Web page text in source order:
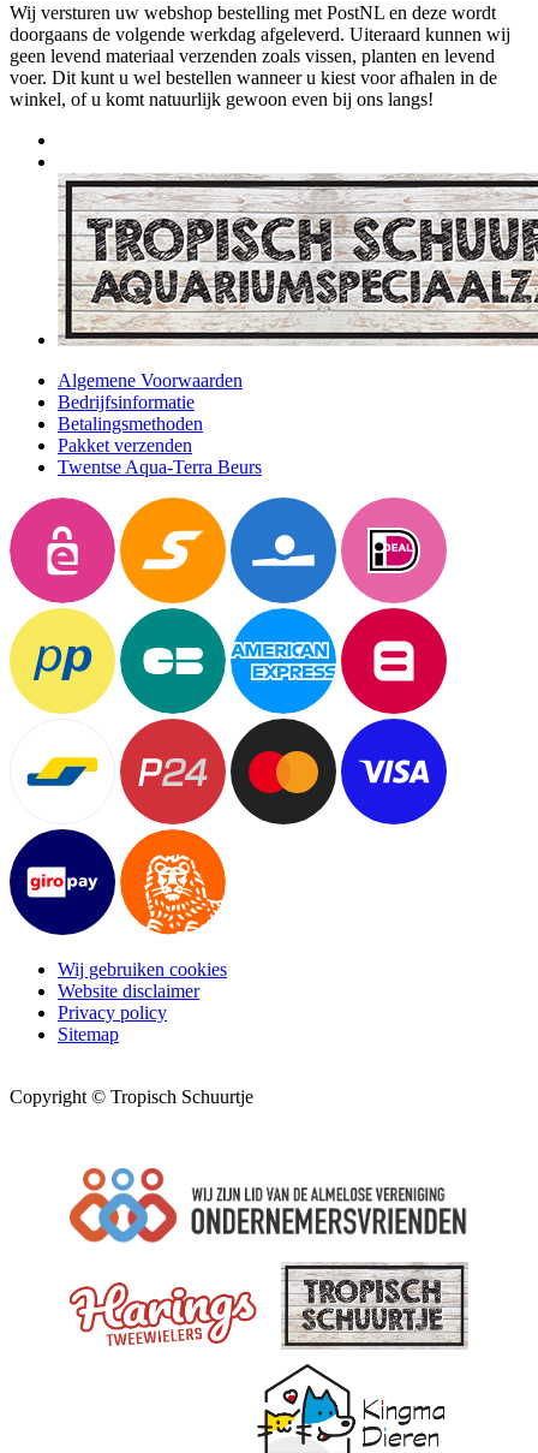
Wij versturen uw webshop bestelling met PostNL en deze wordt
doorgaans de volgende werkdag afgeleverd. Uiteraard kunnen wij
geen levend materiaal verzenden zoals vissen, planten en levend
voer. Dit kunt u wel bestellen wanneer u kiest voor afhalen in de
winkel, of u komt natuurlijk gewoon even bij ons langs!
Algemene Voorwaarden
Bedrijfsinformatie
Betalingsmethoden
Pakket verzenden
Twentse Aqua-Terra Beurs
Wij gebruiken cookies
Website disclaimer
Privacy policy
Sitemap
Copyright © Tropisch Schuurtje